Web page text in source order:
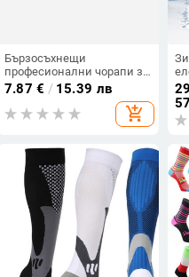
Бързосъхнещи
професионални чорапи за
бягане, абсорбиращи
потта и миризмата,
против хлъзгане,
удебелена средна тръба
7.87 € / 15.39 лв
add_shopping_cart